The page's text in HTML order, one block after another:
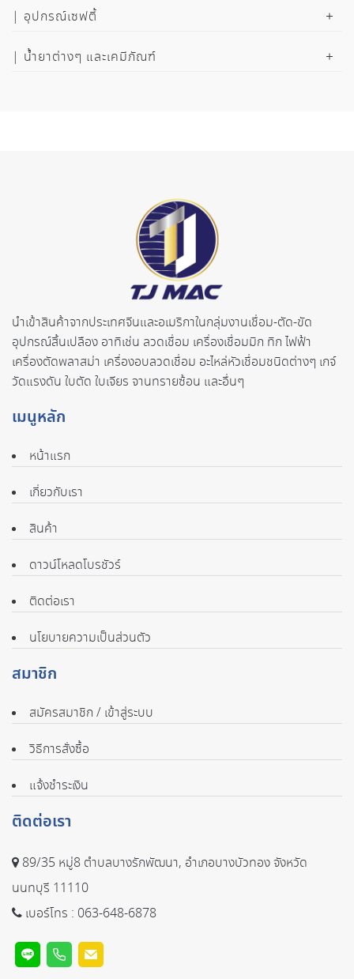
อุปกรณ์เซฟตี้
น้ำยาต่างๆ และเคมีภัณฑ์
นำเข้าสินค้าจากประเทศจีนและอเมริกาในกลุ่มงานเชื่อม-ตัด-ขัด
อุปกรณ์สิ้นเปลือง อาทิเช่น ลวดเชื่อม เครื่องเชื่อมมิก ทิก ไฟฟ้า
เครื่องตัดพลาสม่า เครื่องอบลวดเชื่อม อะไหล่หัวเชื่อมชนิดต่างๆ เกจ์
วัดแรงดัน ใบตัด ใบเจียร จานทรายซ้อน และอื่นๆ
เมนูหลัก
หน้าแรก
เกี่ยวกับเรา
สินค้า
ดาวน์โหลดโบรชัวร์
ติดต่อเรา
นโยบายความเป็นส่วนตัว
สมาชิก
สมัครสมาชิก / เข้าสู่ระบบ
วิธีการสั่งซื้อ
แจ้งชำระเงิน
ติดต่อเรา
89/35 หมู่8 ตำบลบางรักพัฒนา, อำเภอบางบัวทอง จังหวัด
นนทบุรี 11110
เบอร์โทร : 063-648-6878